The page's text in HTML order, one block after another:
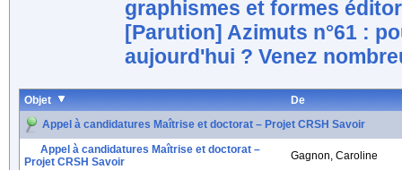
graphismes et formes
[Parution] Azimuts n°61 :
aujourd'hui ? Venez
Objet
De
Appel à candidatures Maîtrise et doctorat – Projet CRSH Savoir
Appel à candidatures Maîtrise et doctorat –
Projet CRSH Savoir
Gagnon, Caroline